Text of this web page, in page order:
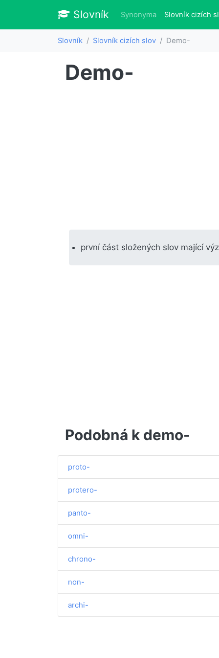
Slovník Slovník
Synonyma Slovník cizích
Slovník Slovník cizích slov Demo-
Demo-
první část složených slov mající
Podobná k demo-
proto-
protero-
panto-
omni-
chrono-
non-
archi-